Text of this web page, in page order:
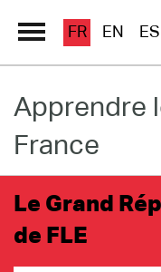
Grand
Immersion
Le français en
Les pages PRO
FR EN ES
Apprendre
France
Le Grand
de FLE